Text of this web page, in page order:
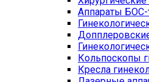
Аппараты БОС-
Кольпоскопы
Кресла